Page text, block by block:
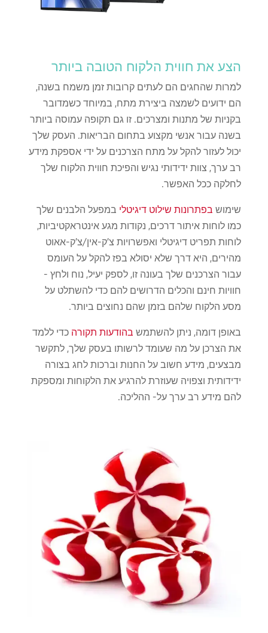
הצע את חווית הלקוח הטובה ביותר
למרות שהחגים הם לעתים קרובות זמן משמח בשנה,
הם ידועים לשמצה ביצירת מתח, במיוחד כשמדובר
בקניות של מתנות ומצרכים. זו גם תקופה עמוסה ביותר
בשנה עבור אנשי מקצוע בתחום הבריאות. העסק שלך
יכול לעזור להקל על מתח הצרכנים על ידי אספקת מידע
רב ערך, צוות ידידותי נגיש והפיכת חווית הלקוח שלך
לחלקה ככל האפשר.
שימוש בפתרונות שילוט דיגיטלי במפעל הלבנים שלך
כמו לוחות איתור דרכים, נקודות מגע אינטראקטיביות,
לוחות תפריט דיגיטלי ואפשרויות צ'ק-אין/צ'ק-אאוט
מהירים, היא דרך שלא יסולא בפז להקל על העומס
עבור הצרכנים שלך בעונה זו, לספק יעיל, נוח ולחץ -
חוויות חינם והכלים הדרושים להם כדי להשתלט על
מסע הלקוח שלהם בזמן שהם נחוצים ביותר.
באופן דומה, ניתן להשתמש בהודעות תקורה כדי ללמד
את הצרכן על מה שעומד לרשותו בעסק שלך, לתקשר
מבצעים, מידע חשוב על החנות וברכות לחג בצורה
ידידותית וצפויה שעוזרת להרגיע את הלקוחות ומספקת
להם מידע רב ערך על- ההליכה.